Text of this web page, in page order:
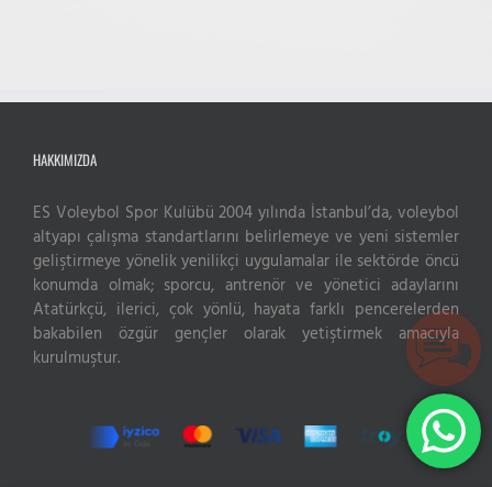
HAKKIMIZDA
ES Voleybol Spor Kulübü 2004 yılında İstanbul’da, voleybol
altyapı çalışma standartlarını belirlemeye ve yeni sistemler
geliştirmeye yönelik yenilikçi uygulamalar ile sektörde öncü
konumda olmak; sporcu, antrenör ve yönetici adaylarını
Atatürkçü, ilerici, çok yönlü, hayata farklı pencerelerden
bakabilen özgür gençler olarak yetiştirmek amacıyla
kurulmuştur.
Live Support